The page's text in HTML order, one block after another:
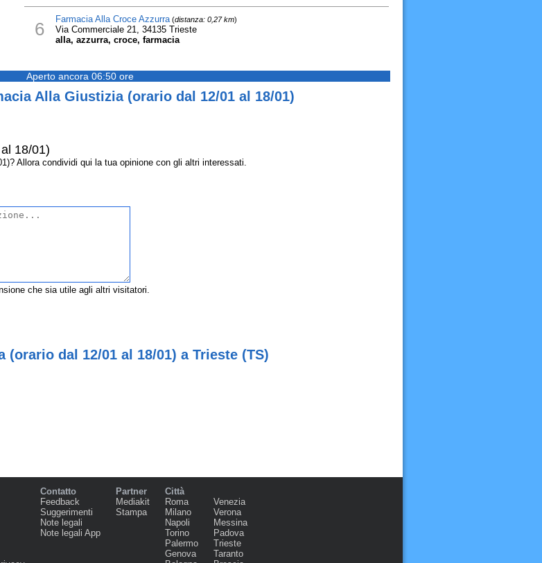
6 Farmacia Alla Croce Azzurra(distanza: 0,27 km)
Via Commerciale 21, 34135 Trieste
alla, azzurra, croce, farmacia
Aperto ancora 06:50 ore
Alla Giustizia (orario dal 12/01 al 18/01)
18/01)
Allora condividi qui la tua opinione con gli altri interessati.
che sia utile agli altri visitatori.
dal 12/01 al 18/01) a Trieste (TS)
Contatto
Feedback
Suggerimenti
Note legali
Note legali App
Partner
Mediakit
Stampa
Città
Roma
Milano
Napoli
Torino
Palermo
Genova
Venezia
Verona
Messina
Padova
Trieste
Taranto